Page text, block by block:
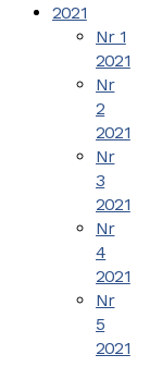
2021
Nr 1
2021
Nr
2
2021
Nr
3
2021
Nr
4
2021
Nr
5
2021